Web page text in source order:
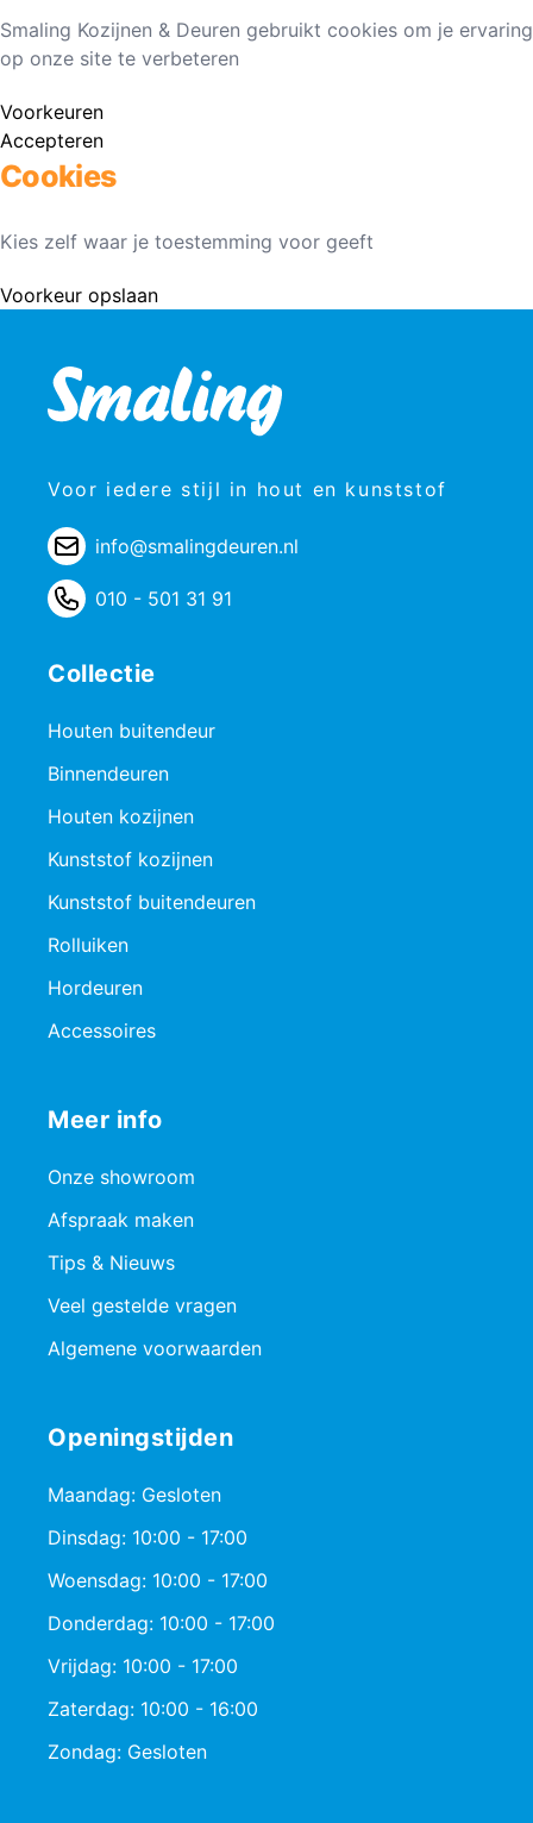
Smaling Kozijnen & Deuren gebruikt cookies om je ervaring
op onze site te verbeteren
Voorkeuren
Accepteren
Cookies
Kies zelf waar je toestemming voor geeft
Voorkeur opslaan
Voor iedere stijl in hout en kunststof
info@smalingdeuren.nl
010 - 501 31 91
Collectie
Houten buitendeur
Binnendeuren
Houten kozijnen
Kunststof kozijnen
Kunststof buitendeuren
Rolluiken
Hordeuren
Accessoires
Meer info
Onze showroom
Afspraak maken
Tips & Nieuws
Veel gestelde vragen
Algemene voorwaarden
Openingstijden
Maandag: Gesloten
Dinsdag: 10:00 - 17:00
Woensdag: 10:00 - 17:00
Donderdag: 10:00 - 17:00
Vrijdag: 10:00 - 17:00
Zaterdag: 10:00 - 16:00
Zondag: Gesloten